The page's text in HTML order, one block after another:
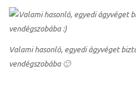
Valami hasonló, egyedi ágyvéget
vendégszobába 🙂